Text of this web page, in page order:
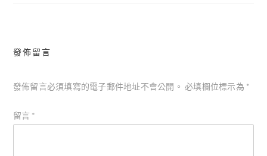
發佈留言
發佈留言必須填寫的電子郵件地址不會公開。 必填欄位標示為 *
留言 *